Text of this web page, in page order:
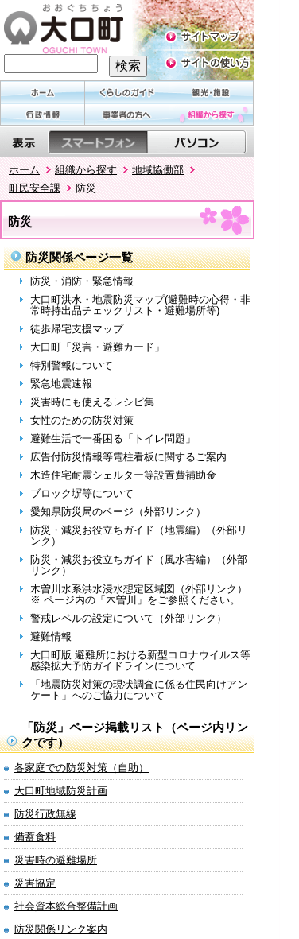
ホーム 組織から探す
地域協働部
町民安全課
防災
防災
防災関係ページ一覧
防災・消防・緊急情報
大口町洪水・地震防災マップ(避難時の心得・非
常時持出品チェックリスト・避難場所等)
徒歩帰宅支援マップ
大口町「災害・避難カード」
特別警報について
緊急地震速報
災害時にも使えるレシピ集
女性のための防災対策
避難生活で一番困る「トイレ問題」
広告付防災情報等電柱看板に関するご案内
木造住宅耐震シェルター等設置費補助金
ブロック塀等について
愛知県防災局のページ（外部リンク）
防災・減災お役立ちガイド（地震編）（外部リ
ンク）
防災・減災お役立ちガイド（風水害編）（外部
リンク）
木曽川水系洪水浸水想定区域図（外部リンク）
※ ページ内の「木曽川」をご参照ください。
警戒レベルの設定について（外部リンク）
避難情報
大口町版 避難所における新型コロナウイルス等
感染拡大予防ガイドラインについて
「地震防災対策の現状調査に係る住民向けアン
ケート」へのご協力について
「防災」ページ掲載リスト（ページ内リン
クです）
各家庭での防災対策（自助）
大口町地域防災計画
防災行政無線
備蓄食料
災害時の避難場所
災害協定
社会資本総合整備計画
防災関係リンク案内